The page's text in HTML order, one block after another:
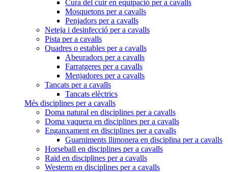
Cura del cuir en equipació per a cavalls
Mosquetons per a cavalls
Penjadors per a cavalls
Neteja i desinfecció per a cavalls
Pista per a cavalls
Quadres o estables per a cavalls
Abeuradors per a cavalls
Farratgeres per a cavalls
Menjadores per a cavalls
Tancats per a cavalls
Tancats elèctrics
Més disciplines per a cavalls
Doma natural en disciplines per a cavalls
Doma vaquera en disciplines per a cavalls
Enganxament en disciplines per a cavalls
Guarniments llimonera en disciplina per a cavalls
Horseball en disciplines per a cavalls
Raid en disciplines per a cavalls
Westerm en disciplines per a cavalls